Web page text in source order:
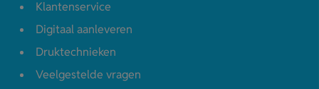
Klantenservice
Digitaal aanleveren
Druktechnieken
Veelgestelde vragen